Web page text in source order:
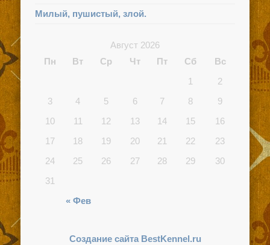
Милый, пушистый, злой.
Август 2026
Пн
Вт Ср Чт Пт Сб Вс
« Фев
1
2
3
4 5 6 7 8
9
10
11 12 13 14 15
16
17
18 19 20 21 22
23
24
25 26 27 28 29
30
31
Создание сайта BestKennel.ru